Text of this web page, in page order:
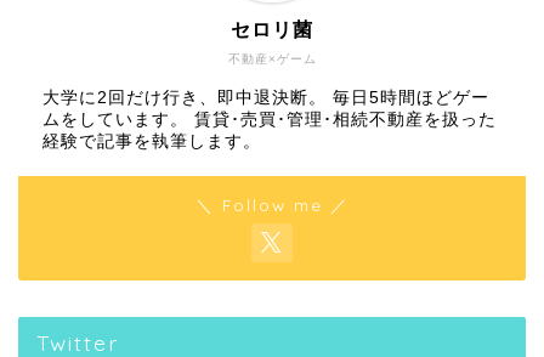
不動産×ゲーム
セロリ菌
大学に2回だけ行き、即中退決断。 毎日5時間ほどゲー
ムをしています。 賃貸･売買･管理･相続不動産を扱った
経験で記事を執筆します。
＼ Follow me ／
Twitter